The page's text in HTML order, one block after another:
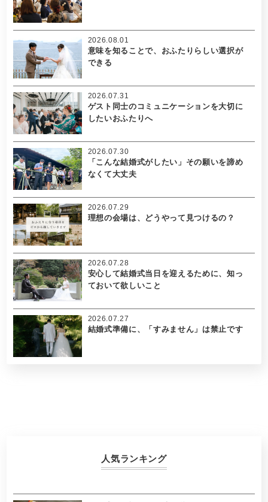
意味を知ることで、おふたりらしい選択が
できる
2026.08.01
ゲスト同士のコミュニケーションを大切に
したいおふたりへ
2026.07.31
「こんな結婚式がしたい」その願いを諦め
なくて大丈夫
2026.07.30
理想の会場は、どうやって見つけるの？
2026.07.29
安心して結婚式当日を迎えるために、知っ
ておいて欲しいこと
2026.07.28
結婚式準備に、「すみません」は禁止です
2026.07.27
人気ランキング